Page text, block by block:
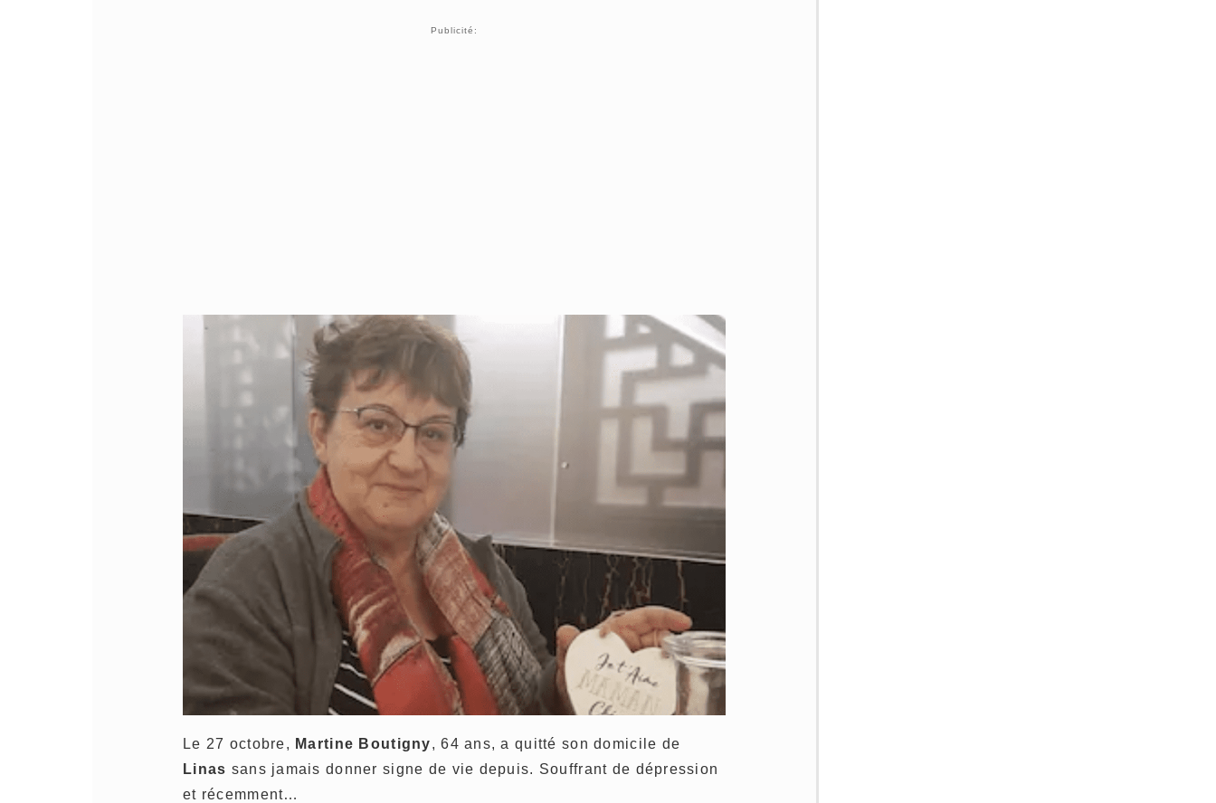
Publicité:
Le 27 octobre, Martine Boutigny, 64 ans, a quitté son domicile de
Linas sans jamais donner signe de vie depuis. Souffrant de dépression
et récemment…